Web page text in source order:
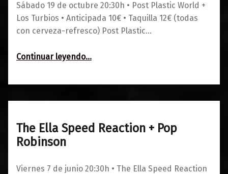
Sábado 19 de octubre 20:30h • Post Plastic World +
Los Turbios • Anticipada 10€ • Taquilla 12€ (todas
con cerveza-refresco) Post Plastic…
Continuar leyendo“Post Plastic World + Los Turbios”
…
The Ella Speed Reaction + Pop
Robinson
Viernes 7 de junio 20:30h • The Ella Speed Reaction
07/05/2024
0
Maravillas